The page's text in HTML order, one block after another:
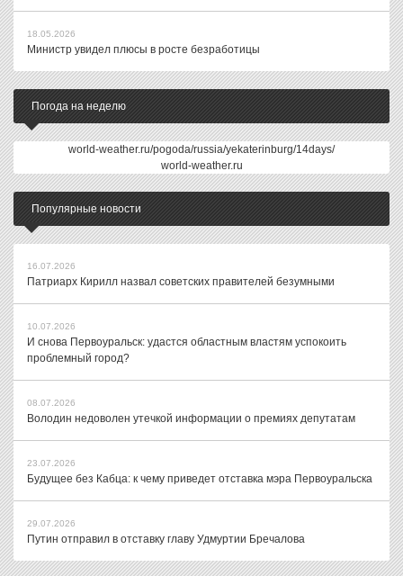
18.05.2026
Министр увидел плюсы в росте безработицы
Погода на неделю
world-weather.ru/pogoda/russia/yekaterinburg/14days/
world-weather.ru
Популярные новости
16.07.2026
Патриарх Кирилл назвал советских правителей безумными
10.07.2026
И снова Первоуральск: удастся областным властям успокоить
проблемный город?
08.07.2026
Володин недоволен утечкой информации о премиях депутатам
23.07.2026
Будущее без Кабца: к чему приведет отставка мэра Первоуральска
29.07.2026
Путин отправил в отставку главу Удмуртии Бречалова